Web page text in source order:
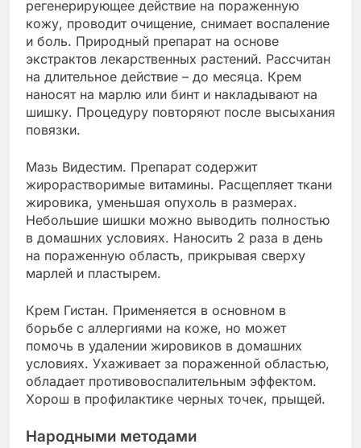
регенерирующее действие на пораженную
кожу, проводит очищение, снимает воспаление
и боль. Природный препарат на основе
экстрактов лекарственных растений. Рассчитан
на длительное действие – до месяца. Крем
наносят на марлю или бинт и накладывают на
шишку. Процедуру повторяют после высыхания
повязки.
Мазь Видестим. Препарат содержит
жирорастворимые витамины. Расщепляет ткани
жировика, уменьшая опухоль в размерах.
Небольшие шишки можно выводить полностью
в домашних условиях. Наносить 2 раза в день
на пораженную область, прикрывая сверху
марлей и пластырем.
Крем Гистан. Применяется в основном в
борьбе с аллергиями на коже, но может
помочь в удалении жировиков в домашних
условиях. Ухаживает за пораженной областью,
обладает противовоспалительным эффектом.
Хорош в профилактике черных точек, прыщей.
Народными методами